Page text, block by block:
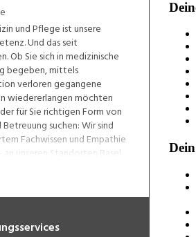
und Pflege ist unsere
Und das seit
Ob Sie sich in medizinische
begeben, mittels
verloren gegangene
wiedererlangen möchten
für Sie richtigen Form von
suchen: Wir sind
Fachwissen und Empathie
an unseren Standorten Basel